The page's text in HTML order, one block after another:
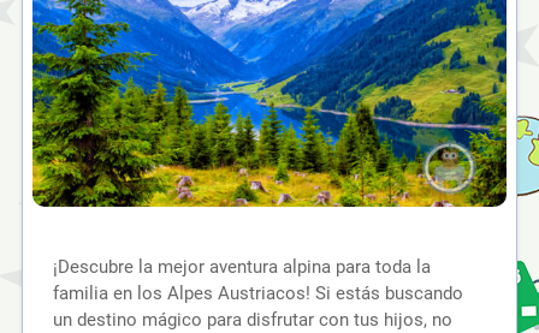
¡Descubre la mejor aventura alpina para toda la
familia en los Alpes Austriacos! Si estás buscando
un destino mágico para disfrutar con tus hijos, no